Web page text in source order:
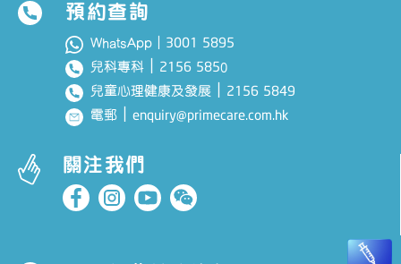
預約查詢
WhatsApp｜ 3001 5895
兒科專科 2156 5850
兒童心理健康及發展
2156 5849
電郵 ｜enquiry@primecare.com.hk
關注我們